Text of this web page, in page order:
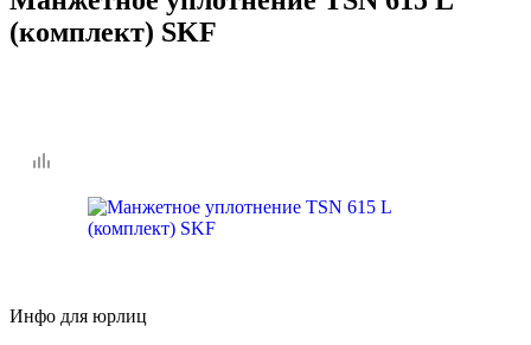
(комплект) SKF
Инфо для юрлиц